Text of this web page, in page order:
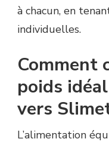
à chacun, en
individuelles.
Comment
poids
vers
L’alimentation